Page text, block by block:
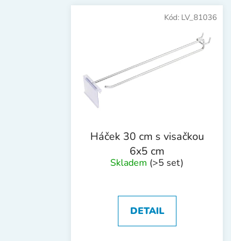
Háček 30 cm s visačkou
6x5 cm
Skladem (>5 set)
DETAIL
Kód: LV_81036